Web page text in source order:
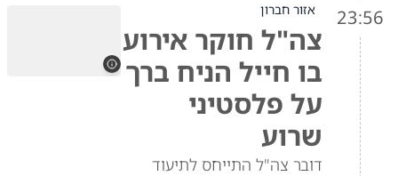
23:56 אזור חברון
צה"ל חוקר אירוע
בו חייל הניח ברך
על פלסטיני
שרוע
דובר צה"ל התייחס לתיעוד